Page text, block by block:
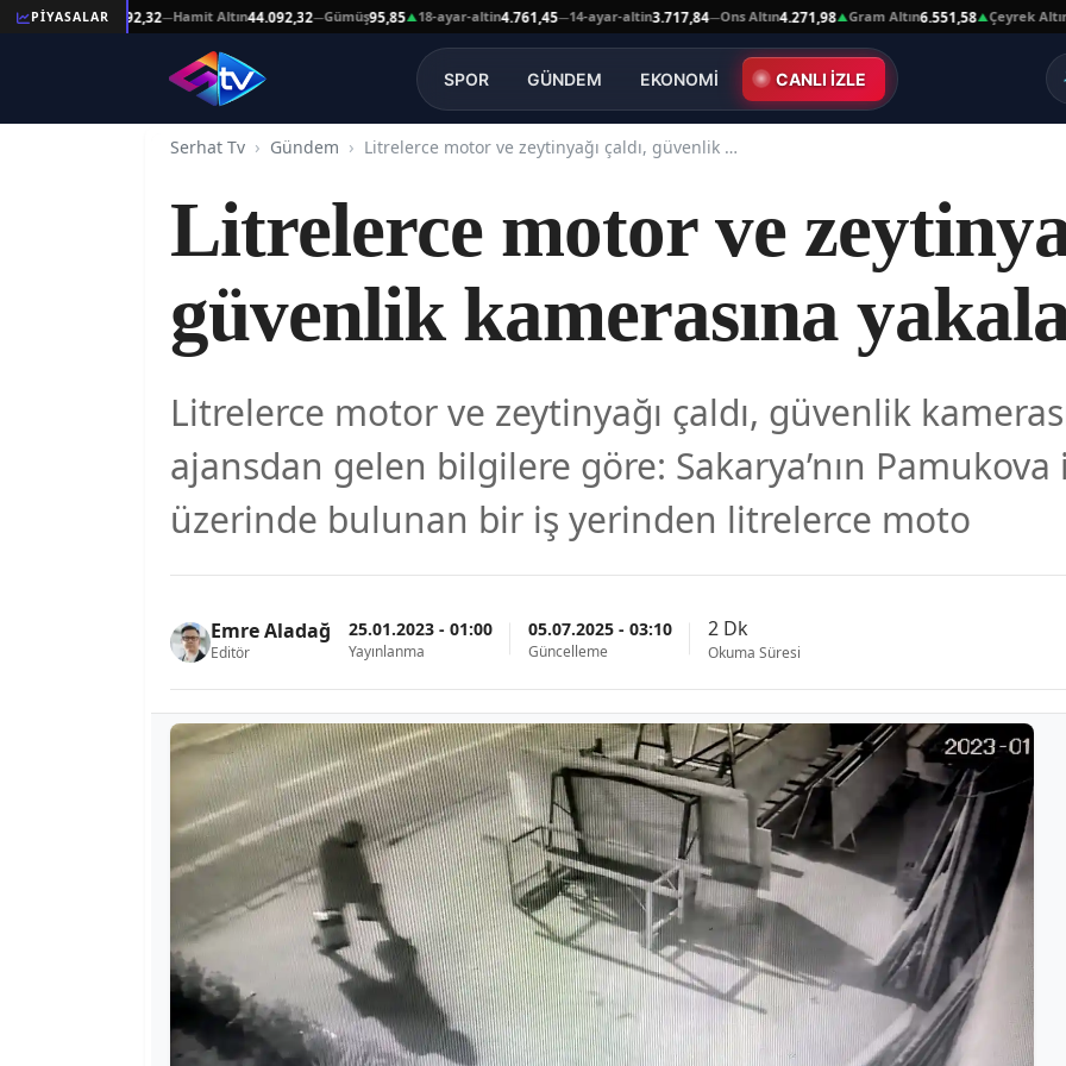
PİYASALAR
Altın44.092,32 Hamit Altın44.092,32—Gümüş95,85▲18-ayar-altin4.761,45—14-ayar-altin3.717,84 —Ons Altın4.271,98▲Gram Altın6.551,58 ▲Çeyrek Altın
SPOR GÜNDEM EKONOMİ CANLI İZLE
Serhat Tv Gündem Litrelerce motor ve zeytinyağı çaldı, güvenlik kamerasına yakalandı
Litrelerce motor ve
güvenlik kamerasına
Litrelerce motor ve zeytinyağı çaldı, güvenlik
ajansdan gelen bilgilere göre: Sakarya’nın
üzerinde bulunan bir iş yerinden litrelerce moto
Emre Aladağ
Editör
25.01.2023 - 01:00
Yayınlanma
05.07.2025 - 03:10
Güncelleme
2 Dk
Okuma Süresi